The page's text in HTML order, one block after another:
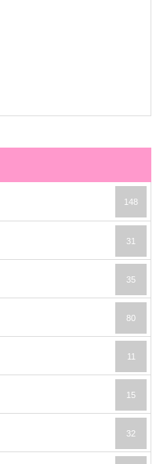
148
31
35
80
11
15
32